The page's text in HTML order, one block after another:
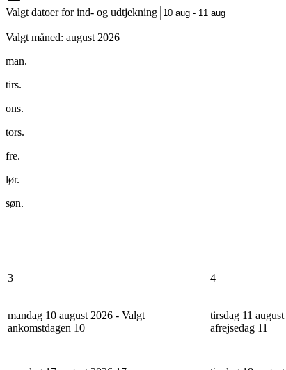
Valgt datoer for ind- og udtjekning
Valgt måned: august 2026
man.
tirs.
ons.
tors.
fre.
lør.
søn.
3 4
mandag 10 august 2026 - Valgt
ankomstdagen 10
tirsdag 11
afrejsedag 11